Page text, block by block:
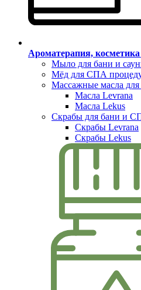
Ароматерапия, косметика
Мыло для бани и
Мёд для СПА
Массажные масла
Масла Levrana
Масла Lekus
Скрабы для бани и
Скрабы Levrana
Скрабы Lekus